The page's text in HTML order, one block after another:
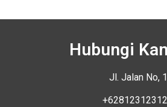
Hubungi
Jl. Jalan No,